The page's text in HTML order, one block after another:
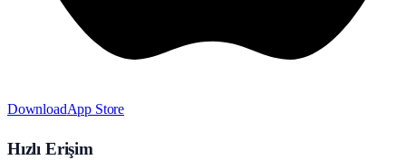
DownloadApp Store
Hızlı Erişim